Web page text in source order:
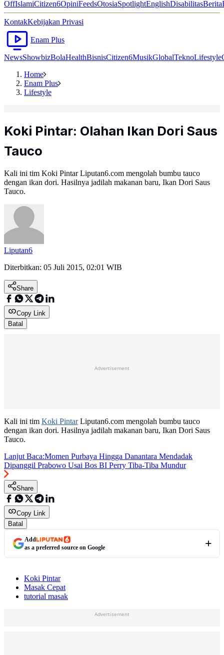
OffIslamiCitizen6OpiniFeedsOtosiaSpotlightEnglishDisabilitasBerita
KontakKebijakan Privasi
Enam Plus
NewsShowbizBolaHealthBisnisCitizen6MusikGlobalTeknoLifestyle
Home
Enam Plus
Lifestyle
Koki Pintar: Olahan Ikan Dori Saus
Tauco
Kali ini tim Koki Pintar Liputan6.com mengolah bumbu tauco
dengan ikan dori. Hasilnya jadilah makanan baru, Ikan Dori Saus
Tauco.
Liputan6
Diterbitkan: 05 Juli 2015, 02:01 WIB
Share
Copy Link
Batal
Advertisement
Kali ini tim Koki PintarLiputan6.com mengolah bumbu tauco
dengan ikan dori. Hasilnya jadilah makanan baru, Ikan Dori Saus
Tauco.
Lanjut Baca:Momen Purbaya Hingga Danantara Mendadak
Dipanggil Prabowo Usai Bos BI Perry Tiba-Tiba Mundur
Share
Copy Link
Batal
Add
as a preferred source on Google
Koki Pintar
Masak Cepat
tutorial masak
Advertisement